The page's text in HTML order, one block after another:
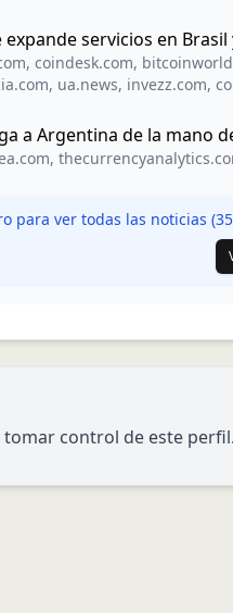
servicios en Brasil
, coindesk.com,
, ua.news, invezz.com,
a Argentina de la mano
,
para ver todas las noticias (35
tomar control de este perfil.